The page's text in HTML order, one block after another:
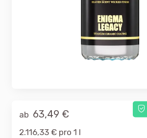
ab 63,49 €
2.116,33 € pro 1 l